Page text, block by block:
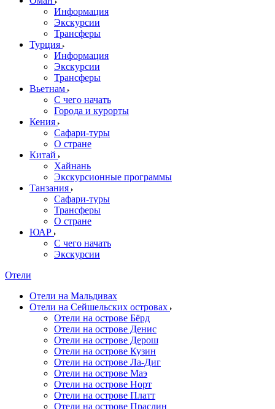
Информация
Экскурсии
Трансферы
Турция
Информация
Экскурсии
Трансферы
Вьетнам
С чего начать
Города и курорты
Кения
Сафари-туры
О стране
Китай
Хайнань
Экскурсионные программы
Танзания
Сафари-туры
Трансферы
О стране
ЮАР
С чего начать
Экскурсии
Отели
Отели на Мальдивах
Отели на Сейшельских островах
Отели на острове Бёрд
Отели на острове Денис
Отели на острове Дерош
Отели на острове Кузин
Отели на острове Ла-Диг
Отели на острове Маэ
Отели на острове Норт
Отели на острове Платт
Отели на острове Праслин